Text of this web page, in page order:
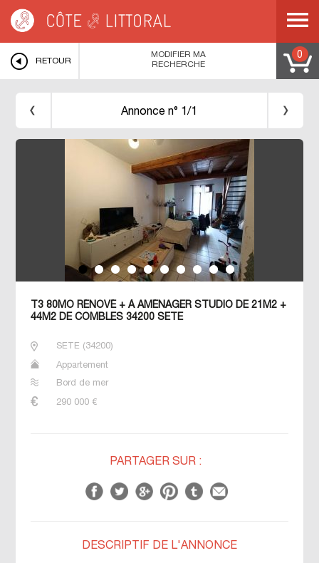
ROUSSILLON> HERAULT SETE>
RETOUR
0
MODIFIER MA
RECHERCHE
Annonce n° 1/1
T3 80MO RÉNOVÉ + À AMÉNAGER STUDIO DE 21M2 +
44M2 DE COMBLES 34200 SETE
SETE (34200)
Appartement
Bord de mer
290 000€
PARTAGER SUR :
DESCRIPTIF DE L'ANNONCE